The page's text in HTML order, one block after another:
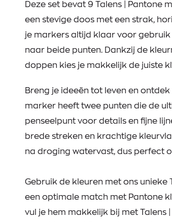
Deze set bevat 9 Talens | Pantone
een stevige doos met een strak,
je markers altijd klaar voor
naar beide punten. Dankzij de
doppen kies je makkelijk de juiste
Breng je ideeën tot leven en
marker heeft twee punten die de
penseelpunt voor details en fijne
brede streken en krachtige
na droging watervast, dus perfect
Gebruik de kleuren met ons unieke
een optimale match met Pantone
vul je hem makkelijk bij met Talens